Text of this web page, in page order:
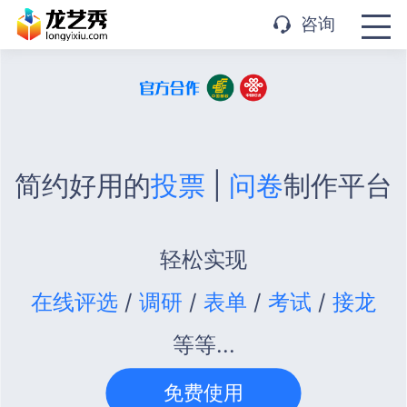
咨询
APP下载
简约好用的投票 问卷制作平台
轻松实现
在线评选 / 调研 / 表单 / 考试 / 接龙
等等...
免费使用